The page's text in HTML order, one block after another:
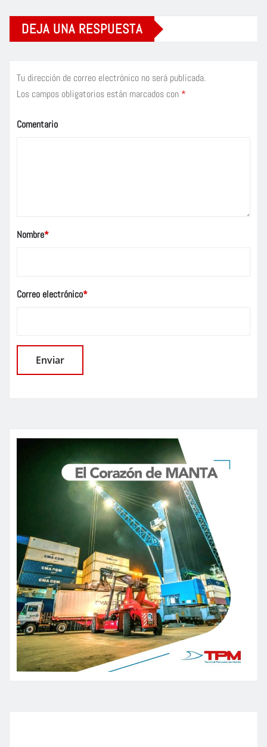
DEJA UNA RESPUESTA
Tu dirección de correo electrónico no será publicada.
Los campos obligatorios están marcados con *
Comentario
Nombre*
Correo electrónico*